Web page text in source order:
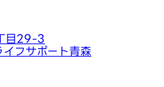
目29-3
フサポート青森